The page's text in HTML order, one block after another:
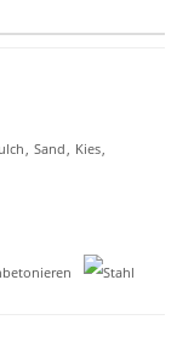
, Sand, Kies,